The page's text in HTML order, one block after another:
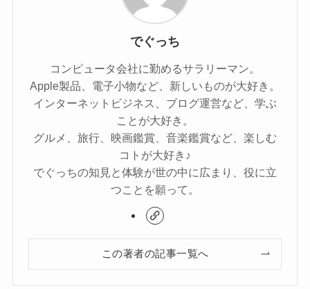
でぐっち
コンピュータ会社に勤めるサラリーマン。
Apple製品、電子小物など、新しいものが大好き。
インターネットビジネス、ブログ運営など、学ぶ
ことが大好き。
グルメ、旅行、映画鑑賞、音楽鑑賞など、楽しむ
コトが大好き♪
でぐっちの知見と体験が世の中に広まり、役に立
つことを願って。
この著者の記事一覧へ